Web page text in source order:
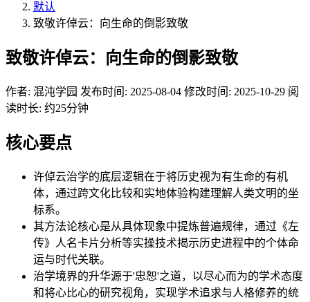
默认
致敬许倬云：向生命的倒影致敬
致敬许倬云：向生命的倒影致敬
作者: 混沌学园 发布时间: 2025-08-04 修改时间: 2025-10-29 阅
读时长: 约25分钟
核心要点
许倬云治学的底层逻辑在于将历史视为有生命的有机
体，通过跨文化比较和实地体验构建理解人类文明的坐
标系。
其方法论核心是从具体现象中提炼普遍规律，通过《左
传》人名卡片分析等实操技术揭示历史进程中的个体命
运与时代关联。
治学境界的升华源于'忠恕'之道，以尽心而为的学术态度
和将心比心的研究视角，实现学术追求与人格修养的统